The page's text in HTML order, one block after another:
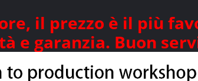
il prezzo è il più
e garanzia. Buon